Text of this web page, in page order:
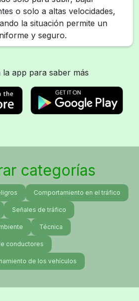
o solo a altas velocidades,
la situación permite un
y seguro.
la app para saber más
categorías
Comportamiento en el tráfico
Señales de tráfico
Técnica
conductores
de los vehículos